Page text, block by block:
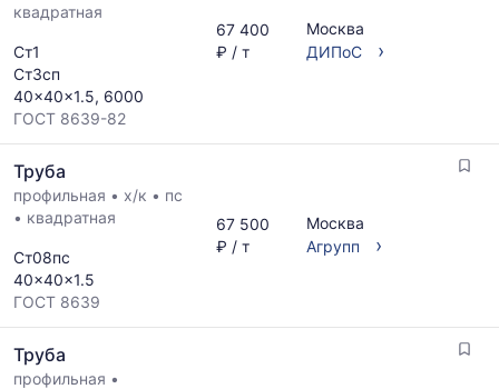
квадратная
Ст1
Ст3сп
40x40x1.5, 6000
ГОСТ 8639-82
67 400
₽ / т
Москва
ДИПоС
›
Труба
профильная • х/к • пс
• квадратная
Ст08пс
40x40x1.5
ГОСТ 8639
67 500
₽ / т
Москва
Агрупп
›
Труба
профильная •